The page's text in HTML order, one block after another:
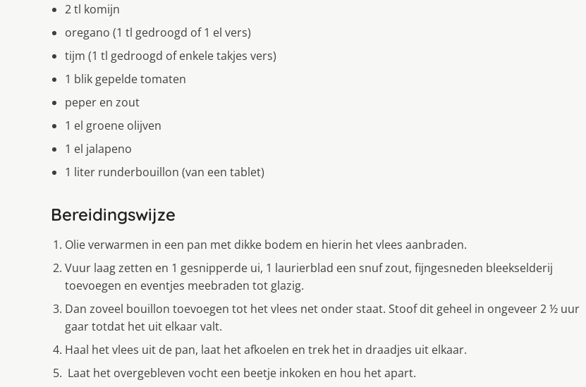
2 tl komijn
oregano (1 tl gedroogd of 1 el vers)
tijm (1 tl gedroogd of enkele takjes vers)
1 blik gepelde tomaten
peper en zout
1 el groene olijven
1 el jalapeno
1 liter runderbouillon (van een tablet)
Bereidingswijze
Olie verwarmen in een pan met dikke bodem en hierin het vlees aanbraden.
Vuur laag zetten en 1 gesnipperde ui, 1 laurierblad een snuf zout, fijngesneden bleekselderij
toevoegen en eventjes meebraden tot glazig.
Dan zoveel bouillon toevoegen tot het vlees net onder staat. Stoof dit geheel in ongeveer 2 ½ uur
gaar totdat het uit elkaar valt.
Haal het vlees uit de pan, laat het afkoelen en trek het in draadjes uit elkaar.
Laat het overgebleven vocht een beetje inkoken en hou het apart.